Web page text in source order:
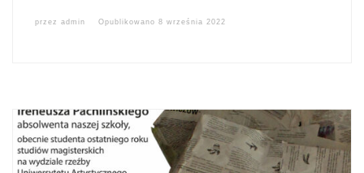
przezadmin Opublikowano8 września 2022